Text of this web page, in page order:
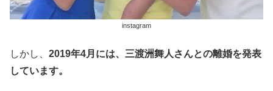
instagram
しかし、 2019年4月には、三渡洲舞人さんとの離婚を発表
しています。